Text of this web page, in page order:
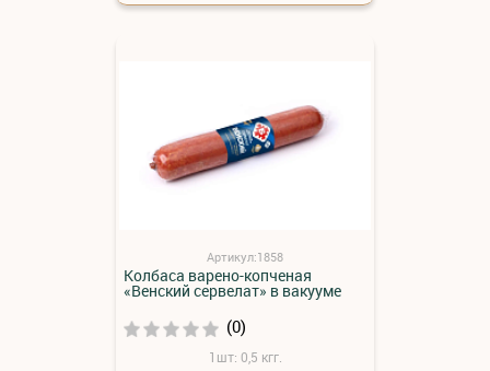
Артикул:1858
Колбаса варено-копченая
«Венский сервелат» в вакууме
(0)
1шт: 0,5 кгг.